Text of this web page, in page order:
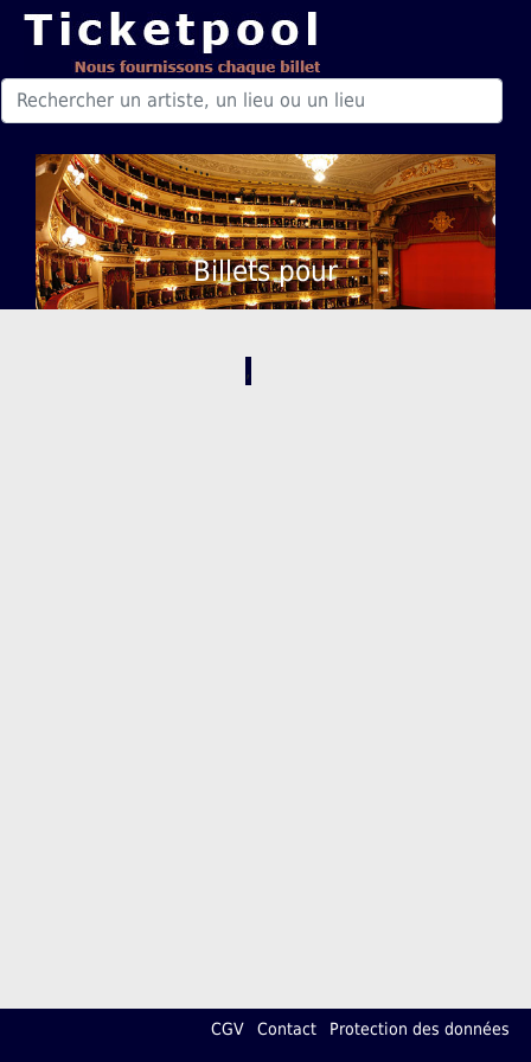
Billets pour
,
CGV Contact Protection des données